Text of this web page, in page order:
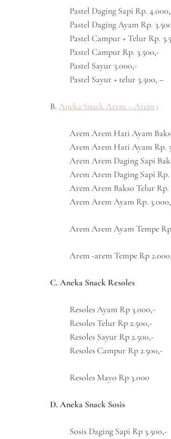
Pastel Daging Sapi Rp.
Pastel Daging Ayam Rp.
Pastel Campur + Telur Rp.
Pastel Campur Rp. 3.500,-
Pastel Sayur 3.000,-
Pastel Sayur + telur 3.500, –
B. Aneka Snack Arem – Arem :
Arem Arem Hati Ayam
Arem Arem Hati Ayam Rp.
Arem Arem Daging Sapi
Arem Arem Daging Sapi Rp.
Arem Arem Bakso Telur Rp.
Arem Arem Ayam Rp.
Arem Arem Ayam Tempe
Arem -arem Tempe Rp
C. Aneka Snack Resoles
Resoles Ayam Rp 3.000,-
Resoles Telur Rp 2.500,-
Resoles Sayur Rp 2.500,-
Resoles Campur Rp 2.500,-
Resoles Mayo Rp 3.000
D. Aneka Snack Sosis
Sosis Daging Sapi Rp 3.500,-